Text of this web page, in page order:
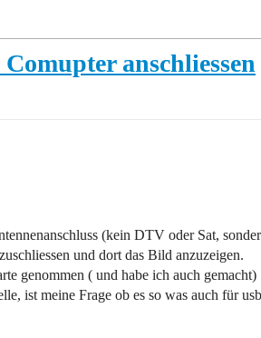
anschliessen
(kein DTV oder Sat,
und dort das Bild anzuzeigen.
genommen ( und habe ich auch gemacht)
ist meine Frage ob es so was auch für